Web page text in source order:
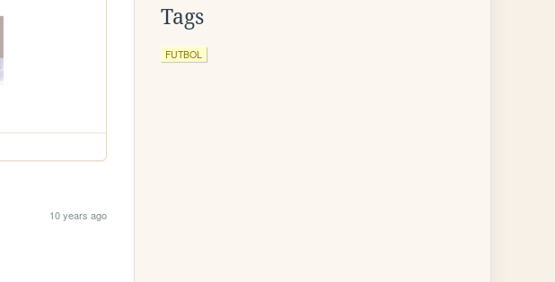
10 years ago
Tags
FUTBOL